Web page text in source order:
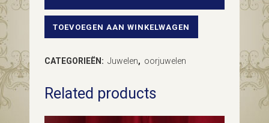
Paar
geelgouden
oorhangers
TOEVOEGEN AAN WINKELWAGEN
CATEGORIEËN: Juwelen, oorjuwelen
Related products